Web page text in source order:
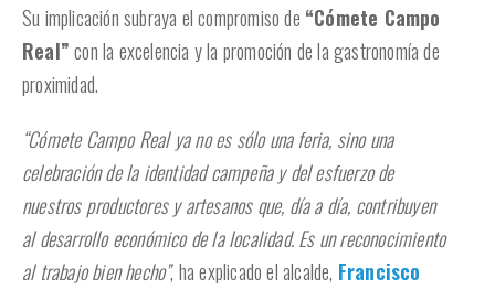
Su implicación subraya el compromiso de “Cómete Campo
Real”con la excelencia y la promoción de la gastronomía de
proximidad.
“Cómete Campo Real ya no es sólo una feria, sino una
celebración de la identidad campeña y del esfuerzo de
nuestros productores y artesanos que, día a día, contribuyen
al desarrollo económico de la localidad. Es un reconocimiento
al trabajo bien hecho”, ha explicado el alcalde, Francisco